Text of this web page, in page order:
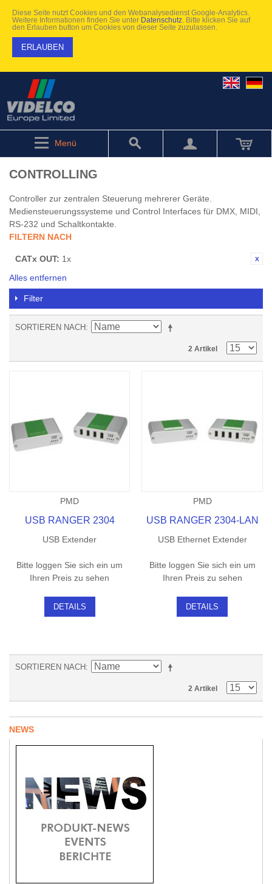
Diese Seite nutzt Cookies und den Webanalysedienst Google-Analytics.
Weitere Informationen finden Sie unter Datenschutz . Bitte klicken Sie auf
den Erlauben button um Cookies von dieser Seite zuzulassen.
ERLAUBEN
Menü
CONTROLLING
Controller zur zentralen Steuerung mehrerer Geräte.
Mediensteuerungssysteme und Control Interfaces für DMX, MIDI,
RS-232 und Schaltkontakte.
FILTERN NACH
CATx OUT: 1x
Alles entfernen
Filter
SORTIEREN NACH
2 Artikel
PMD
USB RANGER 2304
USB Extender
Bitte loggen Sie sich ein um
Ihren Preis zu sehen
DETAILS
PMD
USB RANGER 2304-LAN
USB Ethernet Extender
Bitte loggen Sie sich ein um
Ihren Preis zu sehen
DETAILS
SORTIEREN NACH
2 Artikel
NEWS